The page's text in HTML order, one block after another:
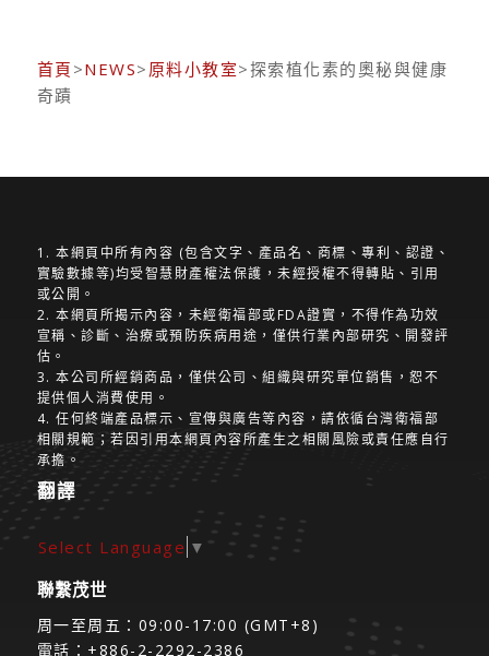
首頁 >NEWS> 原料小教室>探索植化素的奧秘與健康
奇蹟
1. 本網頁中所有內容 (包含文字、產品名、商標、專利、認證、
實驗數據等)均受智慧財產權法保護，未經授權不得轉貼、引用
或公開。
2. 本網頁所揭示內容，未經衛福部或FDA證實，不得作為功效
宣稱、診斷、治療或預防疾病用途，僅供行業內部研究、開發評
估。
3. 本公司所經銷商品，僅供公司、組織與研究單位銷售，恕不
提供個人消費使用。
4. 任何終端產品標示、宣傳與廣告等內容，請依循台灣衛福部
相關規範；若因引用本網頁內容所產生之相關風險或責任應自行
承擔。
翻譯
Select Language ▼
聯繫茂世
周一至周五：09:00-17:00 (GMT+8)
電話：+886-2-2292-2386